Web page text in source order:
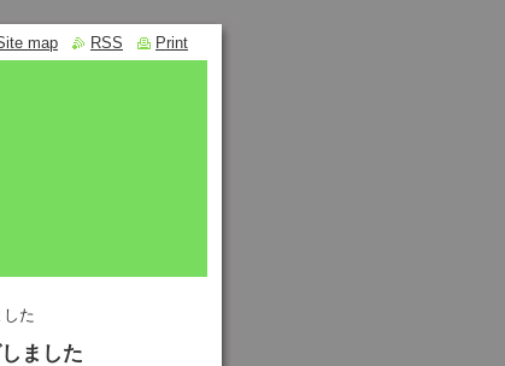
た
ました
map RSS Print